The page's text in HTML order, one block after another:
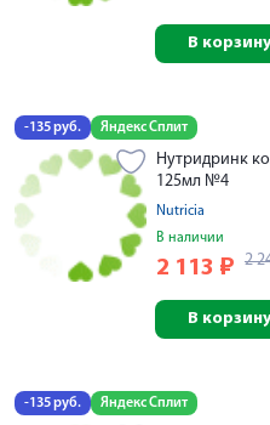
В корзину
-135 руб. Яндекс Сплит
Нутридринк
125мл №4
Nutricia
В наличии
2 113 ₽ 2
В корзину
-135 руб. Яндекс Сплит